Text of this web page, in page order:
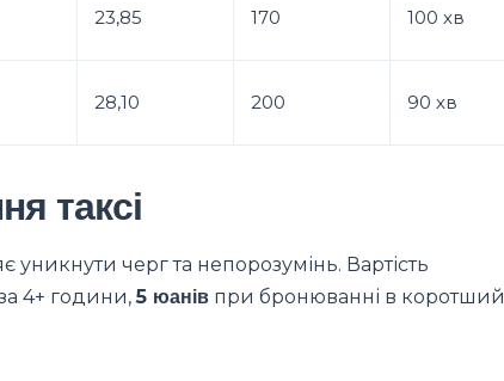
23,85 170 100 хв
28,10 200 90 хв
таксі
уникнути черг та непорозумінь. Вартість
4+ години,5 юанів при бронюванні в коротший